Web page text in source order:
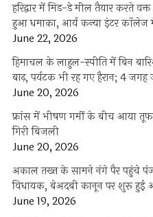
हरिद्वार में मिड-डे मील तैयार करते
हुआ धमाका, आर्य कन्या इंटर कॉलेज
June 22, 2026
हिमाचल के लाहुल-स्पीति में बिन
बाढ़, पर्यटक भी रह गए हैरान; 4
June 20, 2026
फ्रांस में भीषण गर्मी के बीच आया
गिरी बिजली
June 20, 2026
अकाल तख्त के सामने नंगे पैर पहुंचे
विधायक, बेअदबी कानून पर शुरू हुई
June 19, 2026